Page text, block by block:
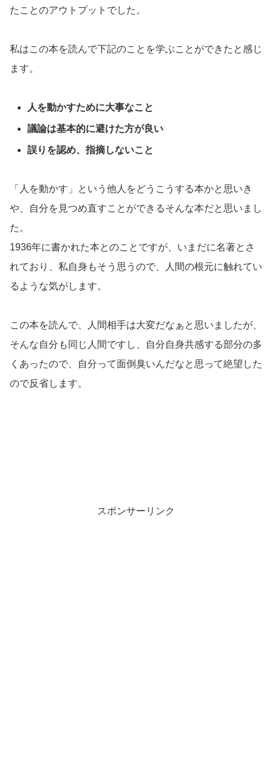
たことのアウトプットでした。
私はこの本を読んで下記のことを学ぶことができたと感じ
ます。
人を動かすために大事なこと
議論は基本的に避けた方が良い
誤りを認め、指摘しないこと
「人を動かす」という他人をどうこうする本かと思いき
や、自分を見つめ直すことができるそんな本だと思いまし
た。
1936年に書かれた本とのことですが、いまだに名著とさ
れており、私自身もそう思うので、人間の根元に触れてい
るような気がします。
この本を読んで、人間相手は大変だなぁと思いましたが、
そんな自分も同じ人間ですし、自分自身共感する部分の多
くあったので、自分って面倒臭いんだなと思って絶望した
ので反省します。
スポンサーリンク